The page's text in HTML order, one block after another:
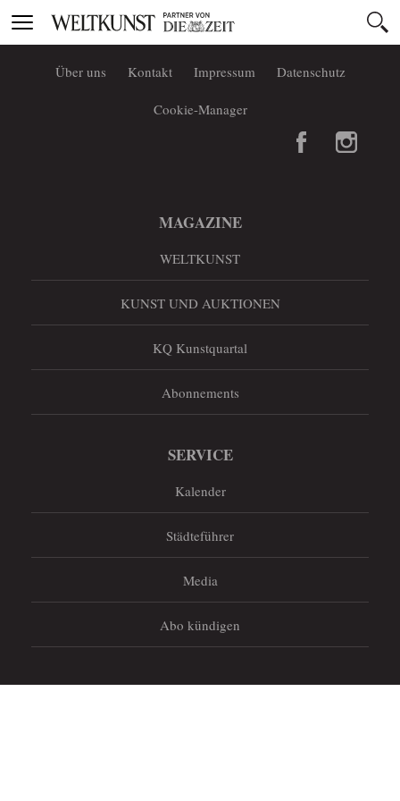
Toggle
navigation
Über uns Kontakt Impressum Datenschutz
Cookie-Manager
MAGAZINE
WELTKUNST
KUNST UND AUKTIONEN
KQ Kunstquartal
Abonnements
SERVICE
Kalender
Städteführer
Media
Abo kündigen